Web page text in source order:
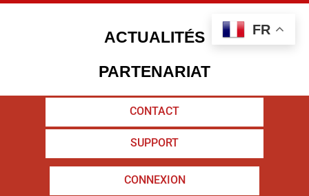
Aller
ACTUALITÉS
PARTENARIAT
CONTACT
04 65 65 00 20
SUPPORT
SUPPORT
CONNEXION
CONNEXION
FR